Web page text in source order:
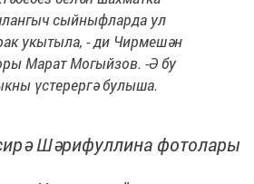
сыйныфларда ул
укытыла, - ди Чирмешән
Марат Могыйзов. -Ә бу
үстерергә булыша.
Шәрифуллина фотолары